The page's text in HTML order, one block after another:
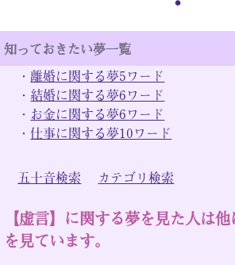
知っておきたい夢一覧
・ 離婚に関する夢5ワード
・ 結婚に関する夢6ワード
・ お金に関する夢6ワード
・仕事に関する夢10ワード
五十音検索 カテゴリ検索
【虚言】に関する夢を見た人は
を見ています。